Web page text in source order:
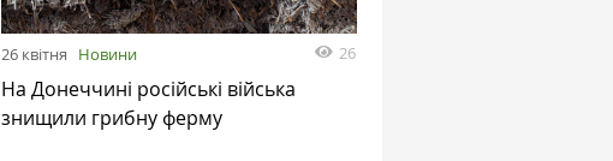
26 квітня Новини 26
На Донеччині російські війська
знищили грибну ферму